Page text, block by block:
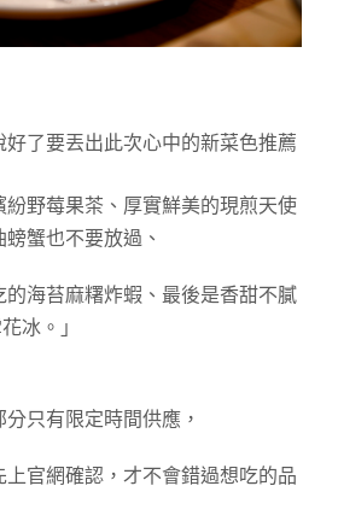
了要丟出此次心中的新菜色推薦
紛野莓果茶、 厚實鮮美的現煎天使
螃蟹也不要放過、
海苔麻糬炸蝦、 最後是香甜不膩
冰。」
只有限定時間供應，
官網確認，才不會錯過想吃的品